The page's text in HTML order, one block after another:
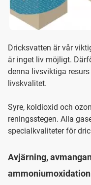
Dricksvatten är vår
är inget liv möjligt.
denna livsviktiga
livskvalitet.
Syre, koldioxid och
reningsstegen. Alla
specialkvaliteter för
Avjärning,
ammoniumoxidation